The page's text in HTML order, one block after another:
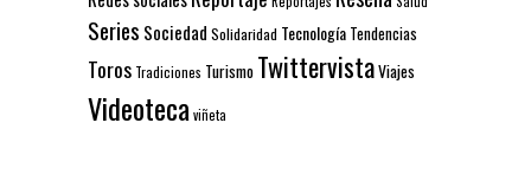
Series Sociedad Solidaridad Tecnología Tendencias
Toros Tradiciones Turismo TwittervistaViajes
Videoteca viñeta